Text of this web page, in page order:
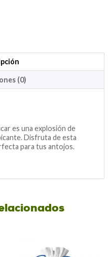
(0)
es una explosión de
Disfruta de esta
para tus antojos.